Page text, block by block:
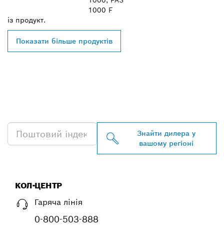
1000 F
із продукт.
Показати більше продуктів
Знайти дилера у
вашому регіоні
КОЛ-ЦЕНТР
Гаряча лінія
0-800-503-888